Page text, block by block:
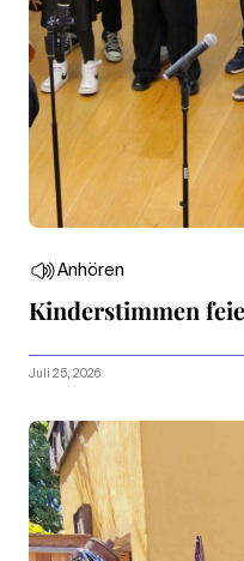
Anhören
Kinderstimmen
Juli 25, 2026